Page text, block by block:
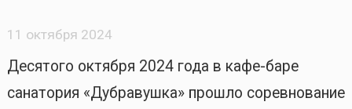
11 октября 2024
Десятого октября 2024 года в кафе-баре
санатория «Дубравушка» прошло соревнование